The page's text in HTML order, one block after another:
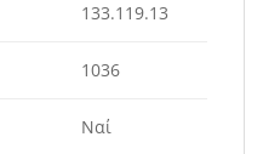
133.119.13
1036
Ναί